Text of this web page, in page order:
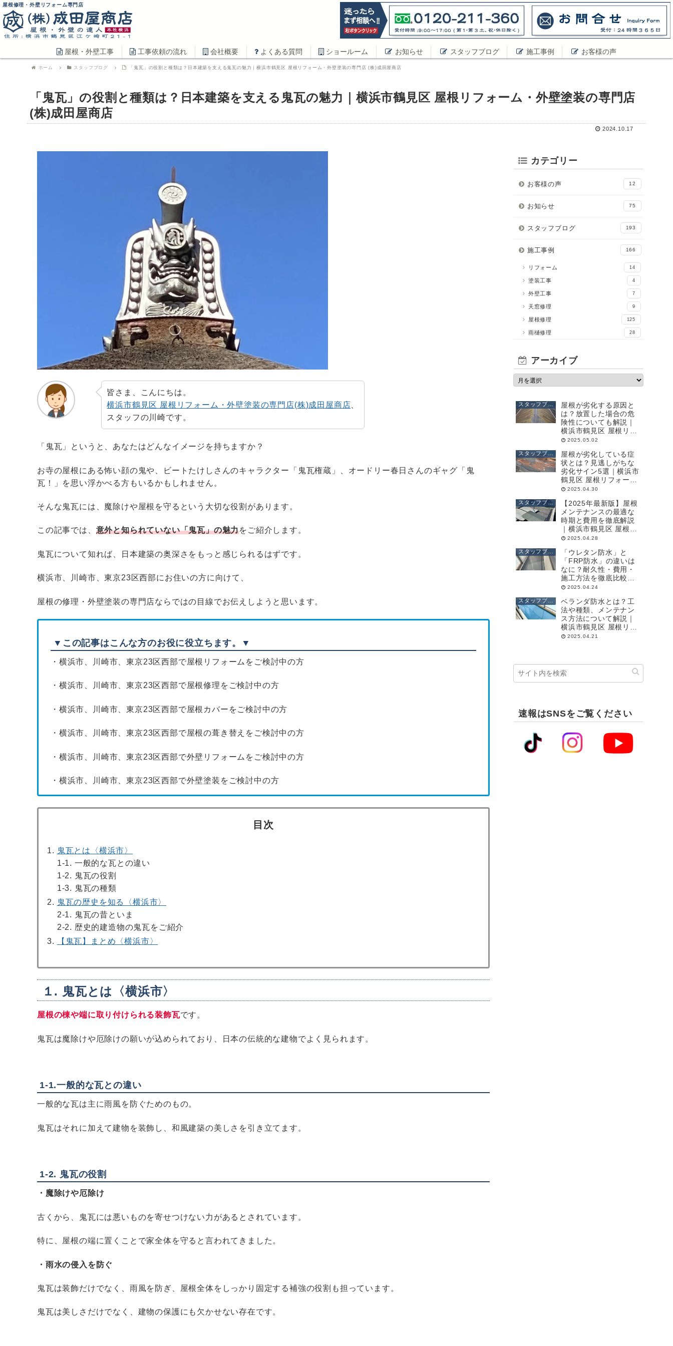
屋根修理・外壁リフォーム専門店
屋根・外壁工事 工事依頼の流れ 会社概要 よくある質問 ショールーム お知らせ スタッフブログ 施工事例 お客様の声
ホーム スタッフブログ 「鬼瓦」の役割と種類は？日本建築を支える鬼瓦の魅力｜横浜市鶴見区 屋根リフォーム・外壁塗装の専門店 (株)成田屋商店
「鬼瓦」の役割と種類は？日本建築を支える鬼瓦の魅力｜横浜市鶴見区 屋根リフォーム・外壁塗装の専門店
(株)成田屋商店
2024.10.17
皆さま、こんにちは。
横浜市鶴見区 屋根リフォーム・外壁塗装の専門店(株)成田屋商店
スタッフの川崎です。
「鬼瓦」というと、あなたはどんなイメージを持ちますか？
お寺の屋根にある怖い顔の鬼や、ビートたけしさんのキャラクター「鬼瓦権蔵」、オードリー春日さんのギャグ「鬼
瓦！」を思い浮かべる方もいるかもしれません。
そんな鬼瓦には、魔除けや屋根を守るという大切な役割があります。
この記事では、 意外と知られていない「鬼瓦」の魅力をご紹介します。
鬼瓦について知れば、日本建築の奥深さをもっと感じられるはずです。
横浜市、川崎市、東京23区西部にお住いの方に向けて、
屋根の修理・外壁塗装の専門店ならではの目線でお伝えしようと思います。
▼この記事はこんな方のお役に役立ちます。▼
・横浜市、川崎市、東京23区西部で屋根リフォームをご検討中の方
・横浜市、川崎市、東京23区西部で屋根修理をご検討中の方
・横浜市、川崎市、東京23区西部で屋根カバーをご検討中の方
・横浜市、川崎市、東京23区西部で屋根の葺き替えをご検討中の方
・横浜市、川崎市、東京23区西部で外壁リフォームをご検討中の方
・横浜市、川崎市、東京23区西部で外壁塗装をご検討中の方
目次
鬼瓦とは〈横浜市〉
1-1. 一般的な瓦との違い
1-2. 鬼瓦の役割
1-3. 鬼瓦の種類
鬼瓦の歴史を知る〈横浜市〉
2-1. 鬼瓦の昔といま
2-2. 歴史的建造物の鬼瓦をご紹介
【鬼瓦】まとめ〈横浜市〉
１. 鬼瓦とは〈横浜市〉
屋根の棟や端に取り付けられる装飾瓦です。
鬼瓦は魔除けや厄除けの願いが込められており、日本の伝統的な建物でよく見られます。
1-1.一般的な瓦との違い
一般的な瓦は主に雨風を防ぐためのもの。
鬼瓦はそれに加えて建物を装飾し、和風建築の美しさを引き立てます。
1-2. 鬼瓦の役割
・魔除けや厄除け
古くから、鬼瓦には悪いものを寄せつけない力があるとされています。
特に、屋根の端に置くことで家全体を守ると言われてきました。
・雨水の侵入を防ぐ
鬼瓦は装飾だけでなく、雨風を防ぎ、屋根全体をしっかり固定する補強の役割も担っています。
鬼瓦は美しさだけでなく、建物の保護にも欠かせない存在です。
カテゴリー
お客様の声 12
お知らせ 75
スタッフブログ 193
施工事例 166
リフォーム 14
塗装工事 4
外壁工事 7
天窓修理 9
屋根修理 125
雨樋修理 28
アーカイブ
スタッフブログ
屋根が劣化する原因と
は？放置した場合の危
険性についても解説｜
横浜市鶴見区 屋根リフ
ォーム・外壁塗装の専
2025.05.02
スタッフブログ
屋根が劣化している症
状とは？見逃しがちな
劣化サイン5選｜横浜市
鶴見区 屋根リフォー
ム・外壁塗装の専門店
2025.04.30
スタッフブログ
【2025年最新版】屋根
メンテナンスの最適な
時期と費用を徹底解説
｜横浜市鶴見区 屋根リ
フォーム・外壁塗装の
2025.04.28
スタッフブログ
「ウレタン防水」と
「FRP防水」の違いは
なに？耐久性・費用・
施工方法を徹底比較｜
横浜市鶴見区 屋根リフ
門店 (株)成田屋商店
2025.04.24
スタッフブログ
ベランダ防水とは？工
法や種類、メンテナン
ス方法について解説｜
横浜市鶴見区 屋根リフ
ォーム・外壁塗装の専
2025.04.21
速報はSNSをご覧ください